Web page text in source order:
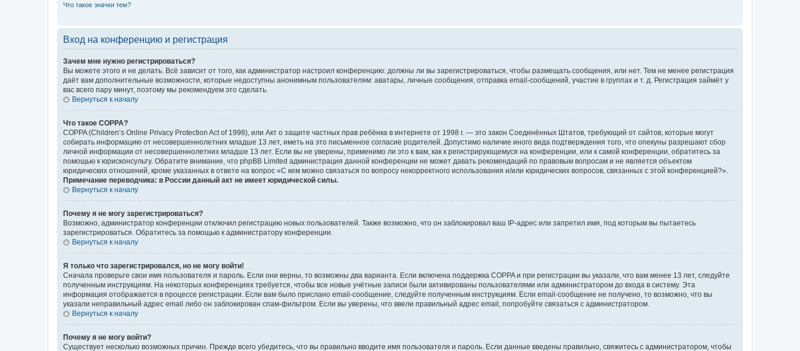
Что такое значки тем?
Вход на конференцию и регистрация
Зачем мне нужно регистрироваться?
Вы можете этого и не делать. Всё зависит от того, как администратор настроил конференцию: должны ли вы зарегистрироваться, чтобы размещать сообщения, или нет. Тем не менее регистрация
даёт вам дополнительные возможности, которые недоступны анонимным пользователям: аватары, личные сообщения, отправка email-сообщений, участие в группах и т. д. Регистрация займёт у
вас всего пару минут, поэтому мы рекомендуем это сделать.
Вернуться к началу
Что такое COPPA?
COPPA (Children’s Online Privacy Protection Act of 1998), или Акт о защите частных прав ребёнка в интернете от 1998 г. — это закон Соединённых Штатов, требующий от сайтов, которые могут
собирать информацию от несовершеннолетних младше 13 лет, иметь на это письменное согласие родителей. Допустимо наличие иного вида подтверждения того, что опекуны разрешают сбор
личной информации от несовершеннолетних младше 13 лет. Если вы не уверены, применимо ли это к вам, как к регистрирующемуся на конференции, или к самой конференции, обратитесь за
помощью к юрисконсульту. Обратите внимание, что phpBB Limited администрация данной конференции не может давать рекомендаций по правовым вопросам и не является объектом
юридических отношений, кроме указанных в ответе на вопрос «С кем можно связаться по вопросу некорректного использования и/или юридических вопросов, связанных с этой конференцией?».
Примечание переводчика: в России данный акт не имеет юридической силы.
Вернуться к началу
Почему я не могу зарегистрироваться?
Возможно, администратор конференции отключил регистрацию новых пользователей. Также возможно, что он заблокировал ваш IP-адрес или запретил имя, под которым вы пытаетесь
зарегистрироваться. Обратитесь за помощью к администратору конференции.
Вернуться к началу
Я только что зарегистрировался, но не могу войти!
Сначала проверьте свои имя пользователя и пароль. Если они верны, то возможны два варианта. Если включена поддержка COPPA и при регистрации вы указали, что вам менее 13 лет, следуйте
полученным инструкциям. На некоторых конференциях требуется, чтобы все новые учётные записи были активированы пользователями или администратором до входа в систему. Эта
информация отображается в процессе регистрации. Если вам было прислано email-сообщение, следуйте полученным инструкциям. Если email-сообщение не получено, то возможно, что вы
указали неправильный адрес email либо он заблокирован спам-фильтром. Если вы уверены, что ввели правильный адрес email, попробуйте связаться с администратором.
Вернуться к началу
Почему я не могу войти?
Существует несколько возможных причин. Прежде всего убедитесь, что вы правильно вводите имя пользователя и пароль. Если данные введены правильно, свяжитесь с администратором, чтобы